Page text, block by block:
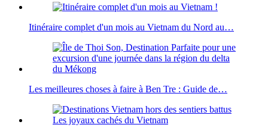
Itinéraire complet d'un mois au Vietnam du Nord au…
Les meilleures choses à faire à Ben Tre : Guide de…